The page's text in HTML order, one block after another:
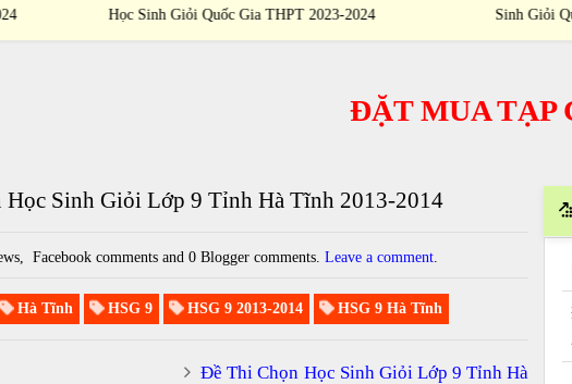
THPT 2023-2024
Sinh Giỏi Quốc Gia THPT 2023-2024
ĐẶT MUA TẠP CHÍ
Sinh Giỏi Lớp 9 Tỉnh Hà Tĩnh 2013-2014
Facebook comments and 0 Blogger comments.Leave a comment
Hà Tĩnh HSG 9 HSG 9 2013-2014 HSG 9 Hà Tĩnh
Đề Thi Chọn Học Sinh Giỏi Lớp 9 Tỉnh Hà